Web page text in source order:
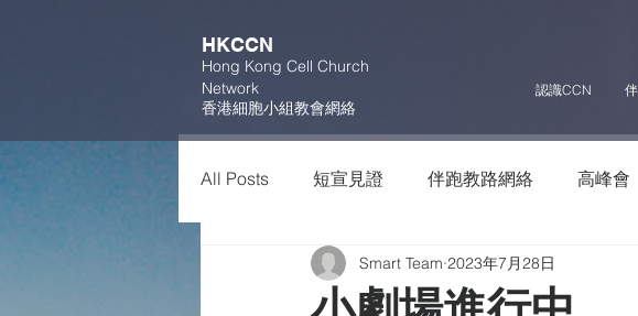
認識CCN
HKCCN
Hong Kong Cell Church
Network
香港細胞小組教會網絡
All Posts 短宣見證 伴跑教路網絡 高峰會
Smart Team 2023年7月28日